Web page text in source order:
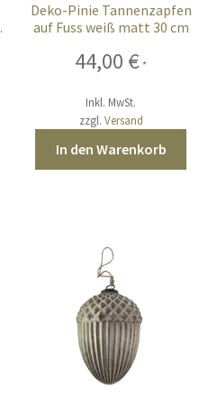
Deko-Pinie Tannenzapfen
auf Fuss weiß matt 30 cm
44,00 € *
Inkl. MwSt.
zzgl. Versand
In den Warenkorb